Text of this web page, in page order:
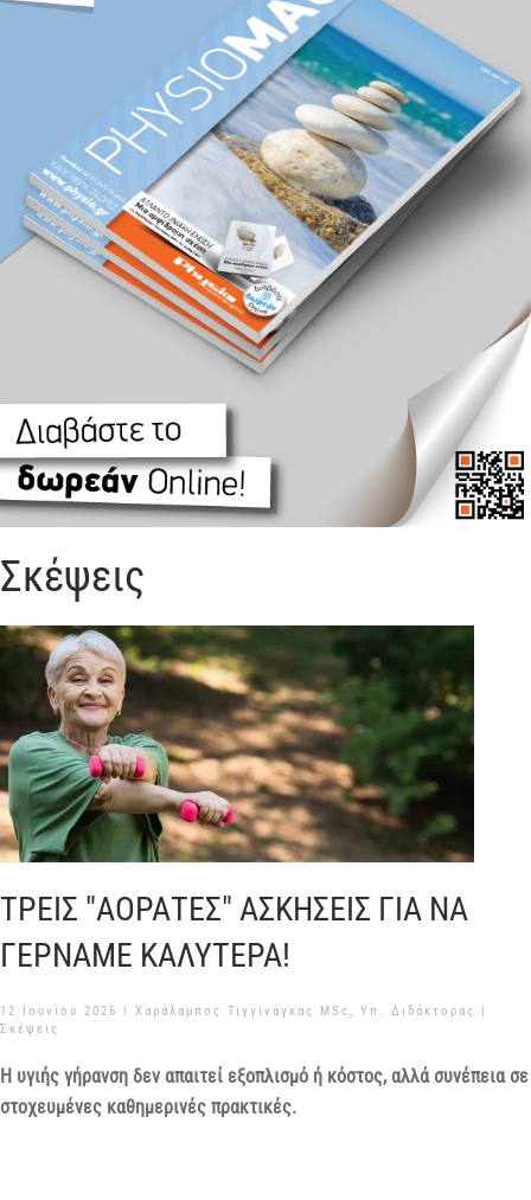
Σκέψεις
ΤΡΕΙΣ "ΑΟΡΑΤΕΣ" ΑΣΚΗΣΕΙΣ ΓΙΑ ΝΑ
ΓΕΡΝΑΜΕ ΚΑΛΥΤΕΡΑ!
12 Ιουνίου 2026
| Χαράλαμπος Τιγγινάγκας MSc, Υπ. Διδάκτορας |
Σκέψεις
Η υγιής γήρανση δεν απαιτεί εξοπλισμό ή κόστος, αλλά συνέπεια σε
στοχευμένες καθημερινές πρακτικές.